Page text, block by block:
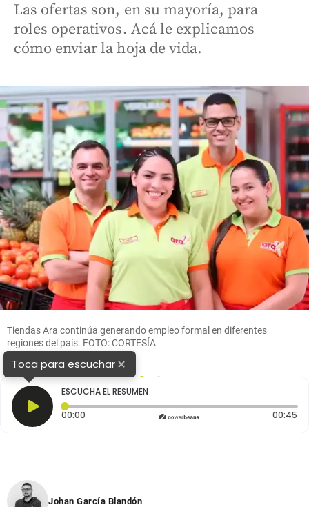
Las ofertas son, en su mayoría, para
roles operativos. Acá le explicamos
cómo enviar la hoja de vida.
Tiendas Ara continúa generando empleo formal en diferentes
regiones del país. FOTO: CORTESÍA
Toca para escuchar×
ESCUCHA EL RESUMEN
00:00 Tiempo transcurrido: 0 segundos 00:45
Johan García Blandón